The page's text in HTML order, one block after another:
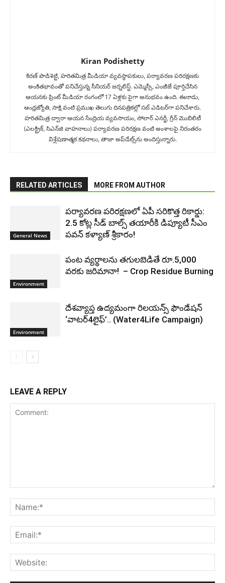
Kiran Podishetty
కిరణ్ పొడిశెట్టి, హరితమిత్ర మీడియా వ్యవస్థాపకులు, పర్యావరణ పరిరక్షణకు
అంకితభావంతో పనిచేస్తున్న సీనియ‌ర్‌ జర్నలిస్ట్. ఎమ్మెస్సీ, ఎంజీజే పూర్తిచేసిన‌
ఆయనకు ప్రింట్ మీడియా రంగంలో 17 ఏళ్లకు పైగా అనుభవం ఉంది. ఈనాడు,
ఆంధ్రజ్యోతి, సాక్షి వంటి ప్రముఖ తెలుగు దినపత్రికల్లో సబ్‌ ఎడిటర్‌గా ప‌నిచేశారు.
హరితమిత్ర ద్వారా ఆయన సేంద్రియ వ్యవసాయం, సోలార్ ఎనర్జీ, గ్రీన్ మొబిలిటీ
(ఎలక్ట్రిక్‌, సిఎన్‌జి వాహనాలు) ప‌ర్యావ‌ర‌ణ ప‌రిర‌క్ష‌ణ వంటి అంశాలపై నిరంతరం
విశ్లేషణాత్మక కథనాలు, తాజా అప్‌డేట్స్‌ను అందిస్తున్నారు.
RELATED ARTICLES MORE FROM AUTHOR
General News
పర్యావరణ పరిరక్షణలో ఏపీ సరికొత్త రికార్డు:
2.5 కోట్ల సీడ్ బాల్స్ తయారీకి డిప్యూటీ సీఎం
పవన్ కళ్యాణ్ శ్రీకారం!
Environment
పంట వ్యర్థాలను తగులబెడితే రూ.5,000
వరకు జరిమానా! ‌‌ – Crop Residue Burning
Environment
దేశవ్యాప్త ఉద్యమంగా రిలయన్స్ ఫౌండేషన్
‘వాటర్4లైఫ్’.. (Water4Life Campaign)
LEAVE A REPLY